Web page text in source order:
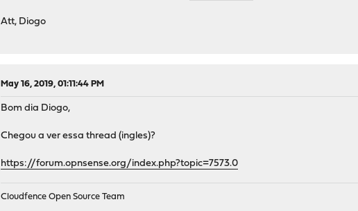
Att, Diogo
May 16, 2019, 01:11:44 PM
Bom dia Diogo,
Chegou a ver essa thread (ingles)?
https://forum.opnsense.org/index.php?topic=7573.0
Cloudfence Open Source Team